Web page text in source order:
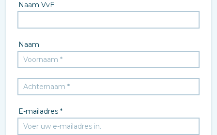
Naam VvE
Naam
E-mailadres *